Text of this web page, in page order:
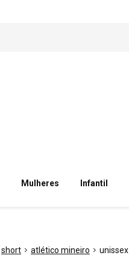
Mulheres Infantil
short atlético mineiro unissex